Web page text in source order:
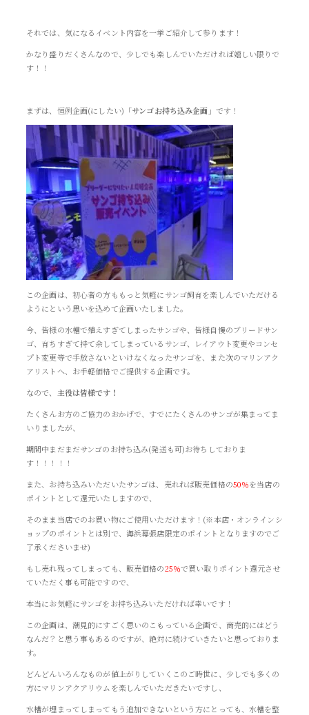
それでは、気になるイベント内容を一挙ご紹介して参ります！
かなり盛りだくさんなので、少しでも楽しんでいただければ嬉しい限りで
す！！
まずは、恒例企画(にしたい) 「サンゴお持ち込み企画」 です！
この企画は、初心者の方ももっと気軽にサンゴ飼育を楽しんでいただける
ようにという思いを込めて企画いたしました。
今、皆様の水槽で殖えすぎてしまったサンゴや、皆様自慢のブリードサン
ゴ、育ちすぎて持て余してしまっているサンゴ、レイアウト変更やコンセ
プト変更等で手放さないといけなくなったサンゴを、また次のマリンアク
アリストへ、お手軽価格でご提供する企画です。
なので、 主役は皆様です！
たくさんお方のご協力のおかげで、すでにたくさんのサンゴが集まってま
いりましたが、
期間中まだまだサンゴのお持ち込み(発送も可)お待ちしておりま
す！！！！！
また、お持ち込みいただいたサンゴは、売れれば販売価格の50％を当店の
ポイントとして還元いたしますので、
そのまま当店でのお買い物にご使用いただけます！(※本店・オンラインシ
ョップのポイントとは別で、海浜幕張店限定のポイントとなりますのでご
了承くださいませ)
もし売れ残ってしまっても、販売価格の25％で買い取りポイント還元させ
ていただく事も可能ですので、
本当にお気軽にサンゴをお持ち込みいただければ幸いです！
この企画は、潮見的にすごく思いのこもっている企画で、商売的にはどう
なんだ？と思う事もあるのですが、絶対に続けていきたいと思っておりま
す。
どんどんいろんなものが値上がりしていくこのご時世に、少しでも多くの
方にマリンアクアリウムを楽しんでいただきたいですし、
水槽が埋まってしまってもう追加できないという方にとっても、水槽を整